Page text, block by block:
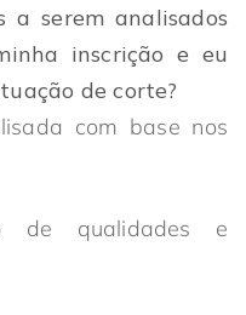
a serem analisados
inscrição e eu
de corte?
com base nos
de qualidades e